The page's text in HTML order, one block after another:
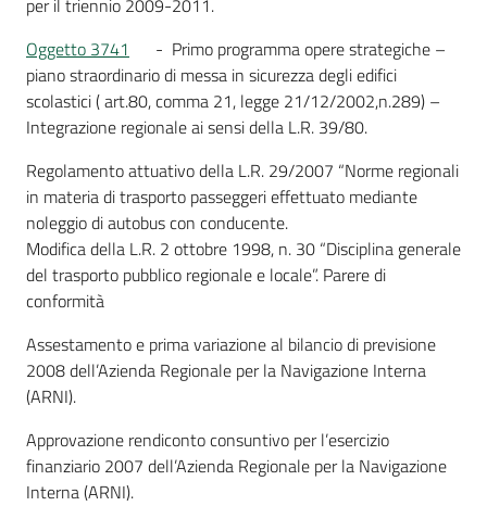
per il triennio 2009-2011.
Oggetto 3741
- Primo programma opere strategiche –
piano straordinario di messa in sicurezza degli edifici
scolastici ( art.80, comma 21, legge 21/12/2002,n.289) –
Integrazione regionale ai sensi della L.R. 39/80.
Regolamento attuativo della L.R. 29/2007 “Norme regionali
in materia di trasporto passeggeri effettuato mediante
noleggio di autobus con conducente.
Modifica della L.R. 2 ottobre 1998, n. 30 “Disciplina generale
del trasporto pubblico regionale e locale”. Parere di
conformità
Assestamento e prima variazione al bilancio di previsione
2008 dell’Azienda Regionale per la Navigazione Interna
(ARNI).
Approvazione rendiconto consuntivo per l’esercizio
finanziario 2007 dell’Azienda Regionale per la Navigazione
Interna (ARNI).